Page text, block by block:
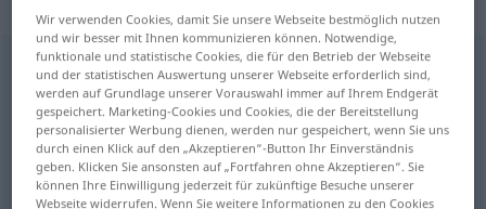
haufenweise
Übersicht aller Übersetzungen
(Für mehr Details die Übersetzung anklicken/antippen)
成堆的
Wir verwenden Cookies, damit Sie unsere Webseite bestmöglich nutzen
und wir besser mit Ihnen kommunizieren können. Notwendige,
funktionale und statistische Cookies, die für den Betrieb der Webseite
und der statistischen Auswertung unserer Webseite erforderlich sind,
werden auf Grundlage unserer Vorauswahl immer auf Ihrem Endgerät
gespeichert. Marketing-Cookies und Cookies, die der Bereitstellung
personalisierter Werbung dienen, werden nur gespeichert, wenn Sie uns
durch einen Klick auf den „Akzeptieren“-Button Ihr Einverständnis
geben. Klicken Sie ansonsten auf „Fortfahren ohne Akzeptieren“. Sie
können Ihre Einwilligung jederzeit für zukünftige Besuche unserer
Webseite widerrufen. Wenn Sie weitere Informationen zu den Cookies